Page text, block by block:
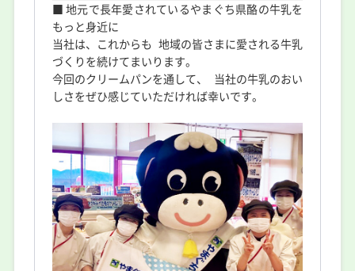
■ 地元で長年愛されているやまぐち県酪の牛乳を
もっと身近に
当社は、これからも 地域の皆さまに愛される牛乳
づくりを続けてまいります。
今回のクリームパンを通して、 当社の牛乳のおい
しさをぜひ感じていただければ幸いです。